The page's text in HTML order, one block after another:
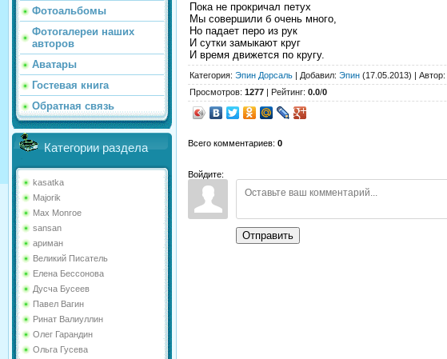
Фотоальбомы
Фотогалереи наших
авторов
Аватары
Гостевая книга
Обратная связь
Категории раздела
kasatka
Majorik
Max Monroe
sansan
ариман
Великий Писатель
Елена Бессонова
Дусча Бусеев
Павел Вагин
Ринат Валиуллин
Олег Гарандин
Ольга Гусева
Пока не прокричал петух
Мы совершили б очень много,
Но падает перо из рук
И сутки замыкают круг
И время движется по кругу.
Категория: Эпин Дорсаль | Добавил: Эпин (17.05.2013) | Автор:
Просмотров: 1277 | Рейтинг: 0.0/0
Всего комментариев: 0
Войдите:
Отправить